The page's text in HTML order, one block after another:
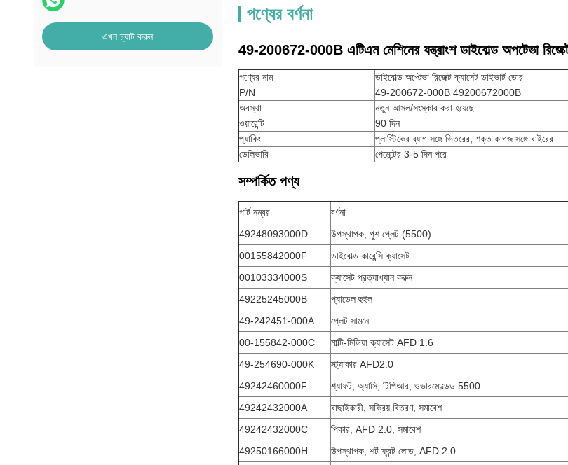
এখন চ্যাট করুন
পণ্যের বর্ণনা
49-200672-000B এটিএম মেশিনের যন্ত্রাংশ ডাইবোল্ড অপটেভা
পণ্যের নাম
ডাইবোল্ড অপ্টেভা রিজেক্ট ক্যাসেট ডাইভার্ট ডোর
P/N
49-200672-000B 49200672000B
অবস্থা
নতুন আসল/সংস্কার করা হয়েছে
ওয়ারেন্টি
90 দিন
প্যাকিং
প্লাস্টিকের ব্যাগ সঙ্গে ভিতরের, শক্ত কাগজ সঙ্গে বাইরের
ডেলিভারি
পেমেন্টের 3-5 দিন পরে
সম্পর্কিত পণ্য
পার্ট নম্বর
বর্ণনা
49248093000D
উপস্থাপক, পুশ প্লেট (5500)
00155842000F
ডাইবোল্ড কারেন্সি ক্যাসেট
00103334000S
ক্যাসেট প্রত্যাখ্যান করুন
49225245000B
প্যাডেল হুইল
49-242451-000A
প্লেট সামনে
00-155842-000C
মাল্টি-মিডিয়া ক্যাসেট AFD 1.6
49-254690-000K
স্ট্যাকার AFD2.0
49242460000F
শ্যাফট, অ্যাসি, টিপিআর, ওভারমোল্ডেড 5500
49242432000A
বাছাইকারী, সক্রিয় বিতরণ, সমাবেশ
49242432000C
পিকার, AFD 2.0, সমাবেশ
49250166000H
উপস্থাপক, শর্ট ফ্রন্ট লোড, AFD 2.0